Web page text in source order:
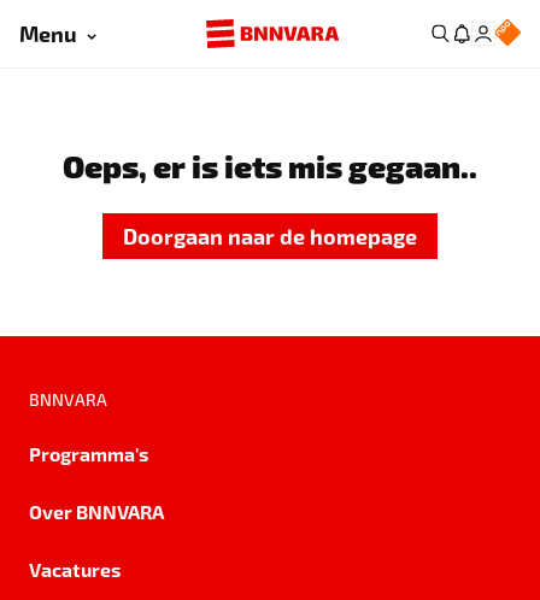
Menu
Oeps, er is iets mis gegaan..
Doorgaan naar de homepage
BNNVARA
Programma's
Over BNNVARA
Vacatures